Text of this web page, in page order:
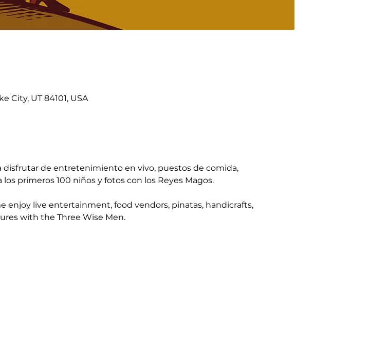
City, UT 84101, USA
disfrutar de entretenimiento en vivo, puestos de comida,
primeros 100 niños y fotos con los Reyes Magos.
enjoy live entertainment, food vendors, pinatas, handicrafts,
with the Three Wise Men.